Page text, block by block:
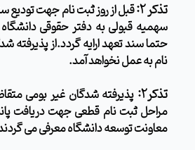
تذکر 2:
قبل از روز ثبت نام جهت
سهمیه قبولی به دفتر حقوقی
حتما سند تعهد ارایه گردد.از پذیرفته
نام به عمل نخواهد آمد.
تذکر2:
پذیرفته شدگان غیر بومی
مراحلثبت نام قطعی جهت دریافت
معاونت توسعه دانشگاه معرفی می